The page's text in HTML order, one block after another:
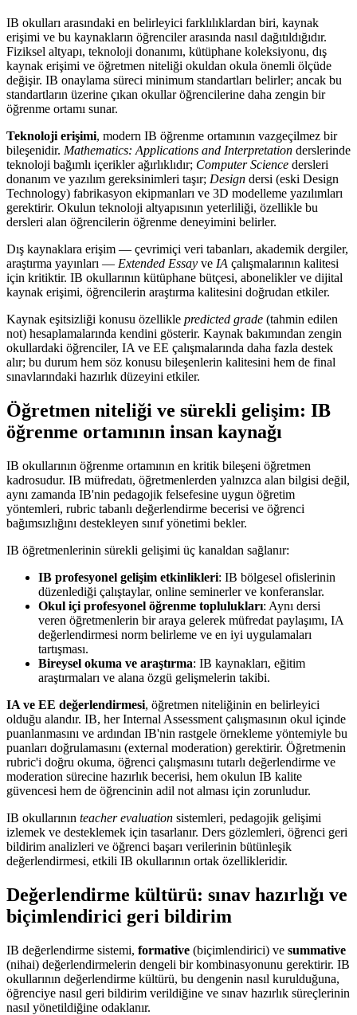
IB okulları arasındaki en belirleyici farklılıklardan biri, kaynak
erişimi ve bu kaynakların öğrenciler arasında nasıl dağıtıldığıdır.
Fiziksel altyapı, teknoloji donanımı, kütüphane koleksiyonu, dış
kaynak erişimi ve öğretmen niteliği okuldan okula önemli ölçüde
değişir. IB onaylama süreci minimum standartları belirler; ancak bu
standartların üzerine çıkan okullar öğrencilerine daha zengin bir
öğrenme ortamı sunar.
Teknoloji erişimi, modern IB öğrenme ortamının vazgeçilmez bir
bileşenidir. Mathematics: Applications and Interpretation derslerinde
teknoloji bağımlı içerikler ağırlıklıdır; Computer Science dersleri
donanım ve yazılım gereksinimleri taşır; Design dersi (eski Design
Technology) fabrikasyon ekipmanları ve 3D modelleme yazılımları
gerektirir. Okulun teknoloji altyapısının yeterliliği, özellikle bu
dersleri alan öğrencilerin öğrenme deneyimini belirler.
Dış kaynaklara erişim — çevrimiçi veri tabanları, akademik dergiler,
araştırma yayınları — Extended Essay ve IA çalışmalarının kalitesi
için kritiktir. IB okullarının kütüphane bütçesi, abonelikler ve dijital
kaynak erişimi, öğrencilerin araştırma kalitesini doğrudan etkiler.
Kaynak eşitsizliği konusu özellikle predicted grade (tahmin edilen
not) hesaplamalarında kendini gösterir. Kaynak bakımından zengin
okullardaki öğrenciler, IA ve EE çalışmalarında daha fazla destek
alır; bu durum hem söz konusu bileşenlerin kalitesini hem de final
sınavlarındaki hazırlık düzeyini etkiler.
Öğretmen niteliği ve sürekli gelişim: IB
öğrenme ortamının insan kaynağı
IB okullarının öğrenme ortamının en kritik bileşeni öğretmen
kadrosudur. IB müfredatı, öğretmenlerden yalnızca alan bilgisi değil,
aynı zamanda IB'nin pedagojik felsefesine uygun öğretim
yöntemleri, rubric tabanlı değerlendirme becerisi ve öğrenci
bağımsızlığını destekleyen sınıf yönetimi bekler.
IB öğretmenlerinin sürekli gelişimi üç kanaldan sağlanır:
IB profesyonel gelişim etkinlikleri: IB bölgesel ofislerinin
düzenlediği çalıştaylar, online seminerler ve konferanslar.
Okul içi profesyonel öğrenme toplulukları: Aynı dersi
veren öğretmenlerin bir araya gelerek müfredat paylaşımı, IA
değerlendirmesi norm belirleme ve en iyi uygulamaları
tartışması.
Bireysel okuma ve araştırma: IB kaynakları, eğitim
araştırmaları ve alana özgü gelişmelerin takibi.
IA ve EE değerlendirmesi, öğretmen niteliğinin en belirleyici
olduğu alandır. IB, her Internal Assessment çalışmasının okul içinde
puanlanmasını ve ardından IB'nin rastgele örnekleme yöntemiyle bu
puanları doğrulamasını (external moderation) gerektirir. Öğretmenin
rubric'i doğru okuma, öğrenci çalışmasını tutarlı değerlendirme ve
moderation sürecine hazırlık becerisi, hem okulun IB kalite
güvencesi hem de öğrencinin adil not alması için zorunludur.
IB okullarının teacher evaluation sistemleri, pedagojik gelişimi
izlemek ve desteklemek için tasarlanır. Ders gözlemleri, öğrenci geri
bildirim analizleri ve öğrenci başarı verilerinin bütünleşik
değerlendirmesi, etkili IB okullarının ortak özellikleridir.
Değerlendirme kültürü: sınav hazırlığı ve
biçimlendirici geri bildirim
IB değerlendirme sistemi, formative (biçimlendirici) ve summative
(nihai) değerlendirmelerin dengeli bir kombinasyonunu gerektirir. IB
okullarının değerlendirme kültürü, bu dengenin nasıl kurulduğuna,
öğrenciye nasıl geri bildirim verildiğine ve sınav hazırlık süreçlerinin
nasıl yönetildiğine odaklanır.